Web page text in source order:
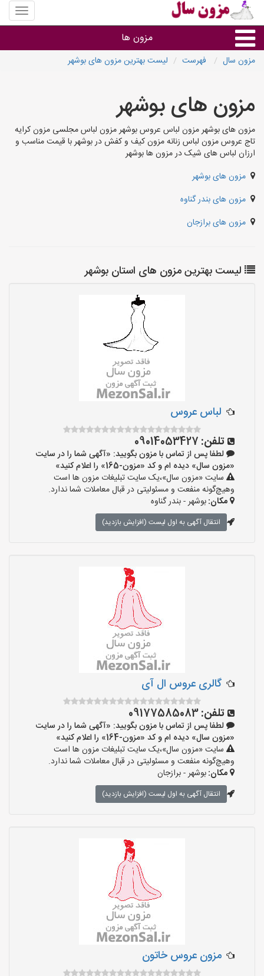
منوی
سایت
سال
مزون ها
استان ها
مزون سال فهرست لیست بهترین مزون های بوشهر
مزون های بوشهر
مزون های بوشهر مزون لباس عروس بوشهر مزون لباس مجلسی مزون کرایه
تاج عروس مزون لباس زنانه مزون کیف و کفش در بوشهر با قیمت مناسب و
ارزان لباس های شیک در مزون ها بوشهر
مزون های بوشهر
مزون های بندر گناوه
مزون های برازجان
لیست بهترین مزون های استان بوشهر
لباس عروس
تلفن: 09014053427
لطفا پس از تماس با مزون بگویید: «آگهی شما را در سایت
«مزون سال» دیده ام و کد «مزون-165» را اعلام کنید»
سایت «مزون سال»،یک سایت تبلیغات مزون ها است
وهیچ‌گونه منفعت و مسئولیتی در قبال معاملات شما ندارد.
مکان:بوشهر - بندر گناوه
انتقال آگهی به اول لیست (افزایش بازدید)
گالری عروس ال آی
تلفن:09177585083
لطفا پس از تماس با مزون بگویید: «آگهی شما را در سایت
«مزون سال» دیده ام و کد «مزون-164» را اعلام کنید»
سایت «مزون سال»،یک سایت تبلیغات مزون ها است
وهیچ‌گونه منفعت و مسئولیتی در قبال معاملات شما ندارد.
مکان:بوشهر - برازجان
انتقال آگهی به اول لیست (افزایش بازدید)
مزون عروس خاتون